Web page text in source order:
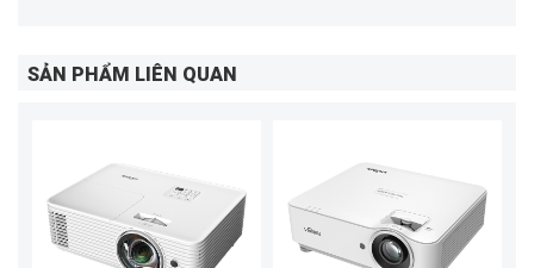
SẢN PHẨM LIÊN QUAN